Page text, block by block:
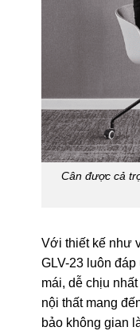
Cân được cả
Với thiết kế như
GLV-23 luôn
mái, dễ chịu
nội thất mang
bảo không gian